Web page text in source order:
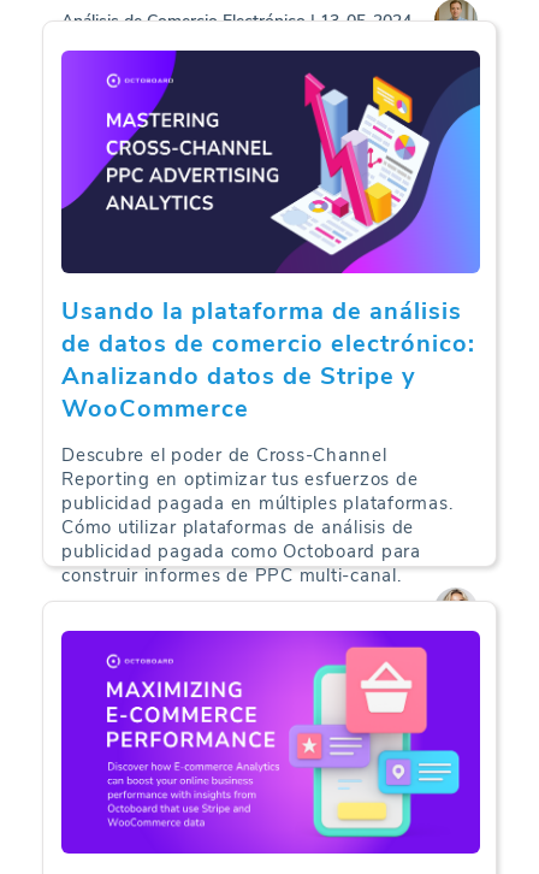
Análisis de Comercio Electrónico | 13-05-2024
Usando la plataforma de análisis
de datos de comercio electrónico:
Analizando datos de Stripe y
WooCommerce
Descubre el poder de Cross-Channel
Reporting en optimizar tus esfuerzos de
publicidad pagada en múltiples plataformas.
Cómo utilizar plataformas de análisis de
publicidad pagada como Octoboard para
construir informes de PPC multi-canal.
PPC Analítica | 25-04-2024